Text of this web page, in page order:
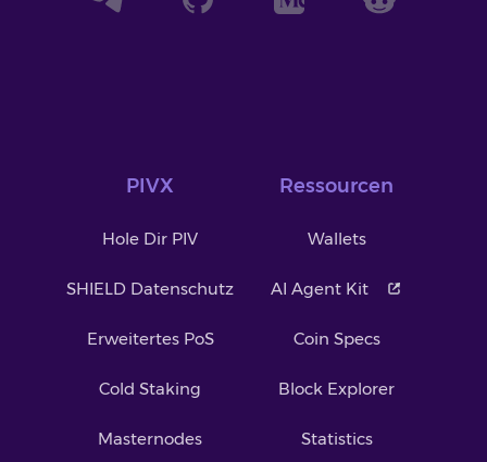
PIVX
Hole Dir PIV
SHIELD Datenschutz
Erweitertes PoS
Cold Staking
Masternodes
Ressourcen
Wallets
AI Agent Kit
Coin Specs
Block Explorer
Statistics